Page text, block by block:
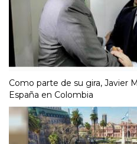
Como parte de su gira, Javier
España en Colombia